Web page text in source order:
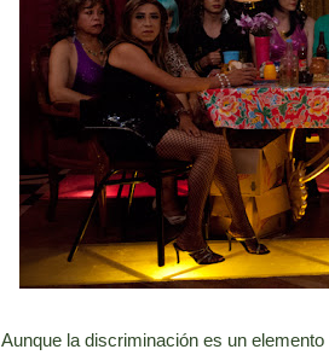
Aunque la discriminación es un